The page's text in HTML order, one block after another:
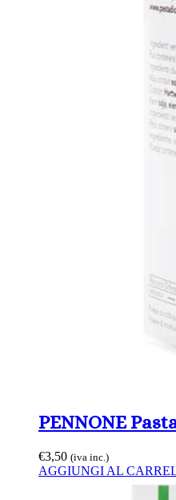
PENNONE
€3,50 (iva inc.)
AGGIUNGI AL